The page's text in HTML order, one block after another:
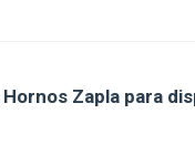
Zapla para